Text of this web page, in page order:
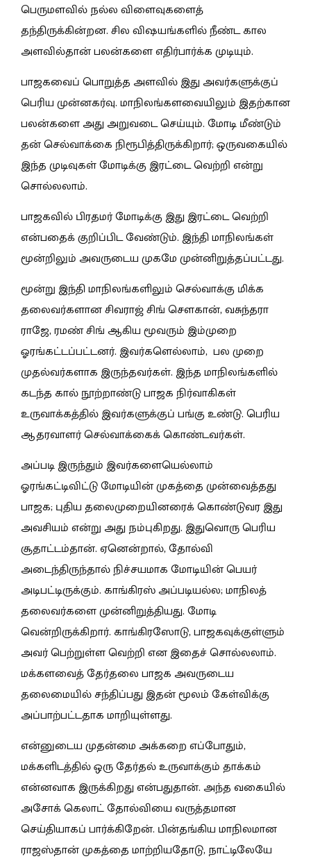
பெருமளவில் நல்ல விளைவுகளைத்
தந்திருக்கின்றன. சில விஷயங்களில் நீண்ட கால
அளவில்தான் பலன்களை எதிர்பார்க்க முடியும்.
பாஜகவைப் பொறுத்த அளவில் இது அவர்களுக்குப்
பெரிய முன்னகர்வு. மாநிலங்களவையிலும் இதற்கான
பலன்களை அது அறுவடை செய்யும். மோடி மீண்டும்
தன் செல்வாக்கை நிரூபித்திருக்கிறார்; ஒருவகையில்
இந்த முடிவுகள் மோடிக்கு இரட்டை வெற்றி என்று
சொல்லலாம்.
பாஜகவில் பிரதமர் மோடிக்கு இது இரட்டை வெற்றி
என்பதைக் குறிப்பிட வேண்டும். இந்தி மாநிலங்கள்
மூன்றிலும் அவருடைய முகமே முன்னிறுத்தப்பட்டது.
மூன்று இந்தி மாநிலங்களிலும் செல்வாக்கு மிக்க
தலைவர்களான சிவராஜ் சிங் சௌகான், வசுந்தரா
ராஜே, ரமண் சிங் ஆகிய மூவரும் இம்முறை
ஓரங்கட்டப்பட்டனர். இவர்களெல்லாம், பல முறை
முதல்வர்களாக இருந்தவர்கள். இந்த மாநிலங்களில்
கடந்த கால் நூற்றாண்டு பாஜக நிர்வாகிகள்
உருவாக்கத்தில் இவர்களுக்குப் பங்கு உண்டு. பெரிய
ஆதரவாளர் செல்வாக்கைக் கொண்டவர்கள்.
அப்படி இருந்தும் இவர்களையெல்லாம்
ஓரங்கட்டிவிட்டு மோடியின் முகத்தை முன்வைத்தது
பாஜக; புதிய தலைமுறையினரைக் கொண்டுவர இது
அவசியம் என்று அது நம்புகிறது. இதுவொரு பெரிய
சூதாட்டம்தான். ஏனென்றால், தோல்வி
அடைந்திருந்தால் நிச்சயமாக மோடியின் பெயர்
அடிபட்டிருக்கும். காங்கிரஸ் அப்படியல்ல; மாநிலத்
தலைவர்களை முன்னிறுத்தியது. மோடி
வென்றிருக்கிறார். காங்கிரஸோடு, பாஜகவுக்குள்ளும்
அவர் பெற்றுள்ள வெற்றி என இதைச் சொல்லலாம்.
மக்களவைத் தேர்தலை பாஜக அவருடைய
தலைமையில் சந்திப்பது இதன் மூலம் கேள்விக்கு
அப்பாற்பட்டதாக மாறியுள்ளது.
என்னுடைய முதன்மை அக்கறை எப்போதும்,
மக்களிடத்தில் ஒரு தேர்தல் உருவாக்கும் தாக்கம்
என்னவாக இருக்கிறது என்பதுதான். அந்த வகையில்
அசோக் கெலாட் தோல்வியை வருத்தமான
செய்தியாகப் பார்க்கிறேன். பின்தங்கிய மாநிலமான
ராஜஸ்தான் முகத்தை மாற்றியதோடு, நாட்டிலேயே